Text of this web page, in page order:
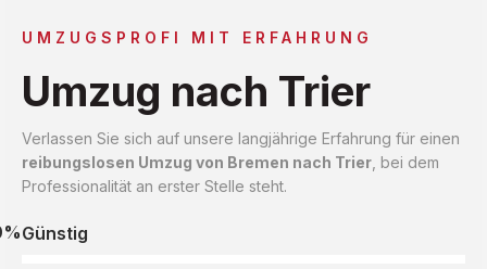
UMZUGSPROFI MIT ERFAHRUNG
Umzug nach Trier
Verlassen Sie sich auf unsere langjährige Erfahrung für einen
reibungslosen Umzug von Bremen nach Trier , bei dem
Professionalität an erster Stelle steht.
Günstig